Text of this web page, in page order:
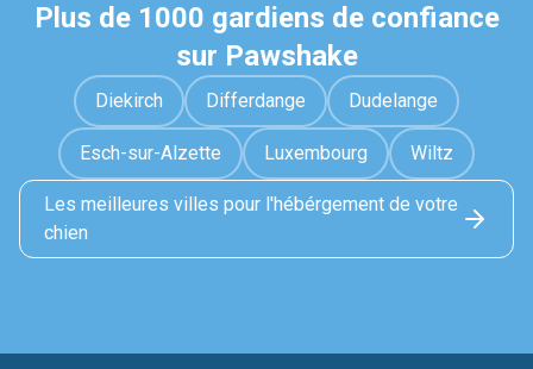
Plus de 1000 gardiens de confiance
sur Pawshake
Diekirch Differdange Dudelange
Esch-sur-Alzette Luxembourg Wiltz
Les meilleures villes pour l'hébérgement de votre
chien